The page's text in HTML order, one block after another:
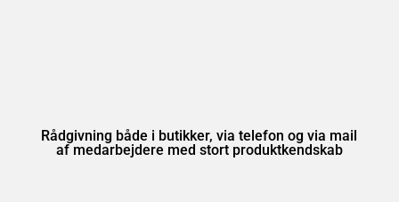
Rådgivning både i butikker, via telefon og via mail
af medarbejdere med stort produktkendskab